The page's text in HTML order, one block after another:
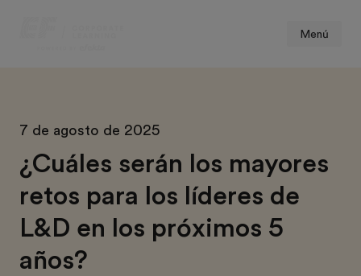
Menú
7 de agosto de 2025
¿Cuáles serán los mayores
retos para los líderes de
L&D en los próximos 5
años?